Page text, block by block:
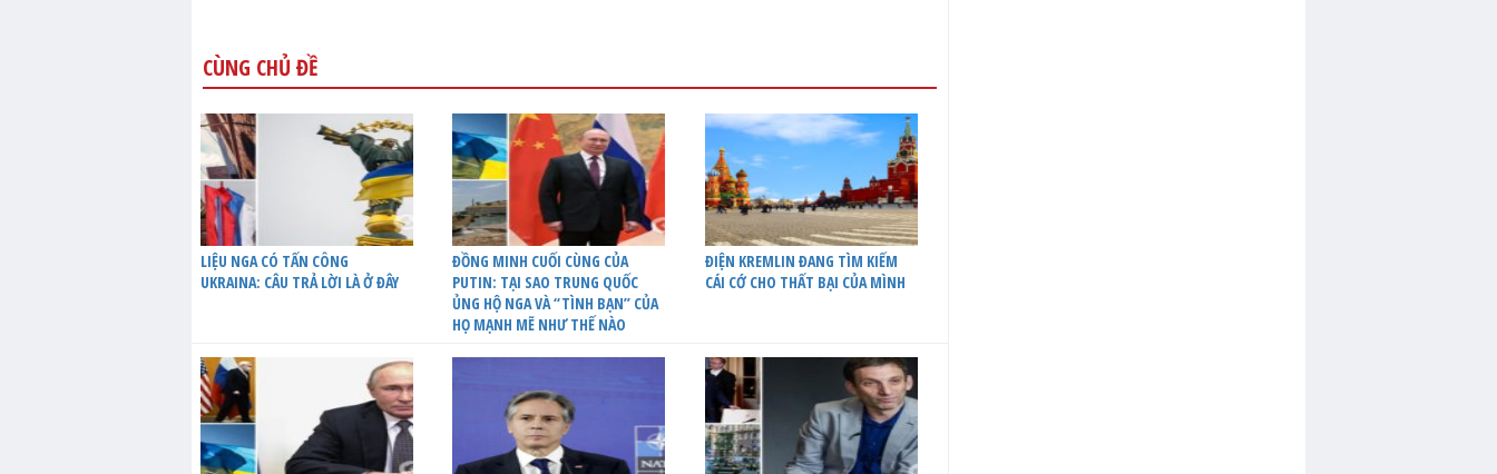
CÙNG CHỦ ĐỀ
LIỆU NGA CÓ TẤN CÔNG
UKRAINA: CÂU TRẢ LỜI LÀ Ở ĐÂY
ĐỒNG MINH CUỐI CÙNG CỦA
PUTIN: TẠI SAO TRUNG QUỐC
ỦNG HỘ NGA VÀ “TÌNH BẠN” CỦA
HỌ MẠNH MẼ NHƯ THẾ NÀO
ĐIỆN KREMLIN ĐANG TÌM KIẾM
CÁI CỚ CHO THẤT BẠI CỦA MÌNH